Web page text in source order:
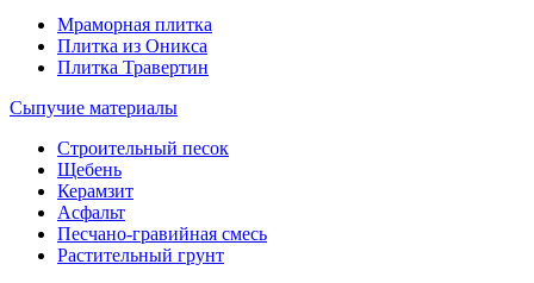
Мраморная плитка
Плитка из Оникса
Плитка Травертин
Сыпучие материалы
Строительный песок
Щебень
Керамзит
Асфальт
Песчано-гравийная смесь
Растительный грунт